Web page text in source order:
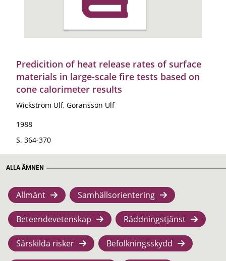
Predicition of heat release rates of surface
materials in large-scale fire tests based on
cone calorimeter results
Wickström Ulf, Göransson Ulf
1988
S. 364-370
ALLA ÄMNEN
Allmänt Samhällsorientering
Beteendevetenskap Räddningstjänst
Särskilda risker Befolkningsskydd